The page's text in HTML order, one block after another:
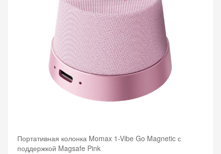
Портативная колонка Momax 1-Vibe Go Magnetic с
поддержкой Magsafe Pink